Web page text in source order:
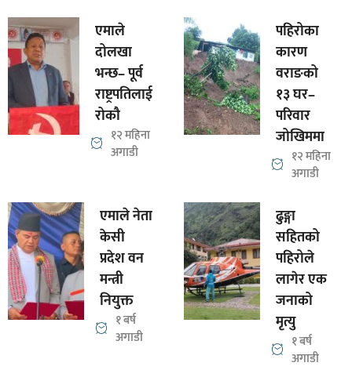
एमाले
दोलखा
भन्छ– पूर्व
राष्ट्रपतिलाई
रोकौ
१२ महिना
अगाडी
पहिरोका
कारण
वराङको
१३ घर–
परिवार
जोखिममा
१२ महिना
अगाडी
एमाले नेता
केसी
प्रदेश वन
मन्त्री
नियुक्त
१ बर्ष
अगाडी
ढुङ्गा
सहितको
पहिरोले
लागेर एक
जनाको
मृत्यु
१ बर्ष
अगाडी